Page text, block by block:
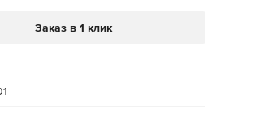
Заказ в 1 клик